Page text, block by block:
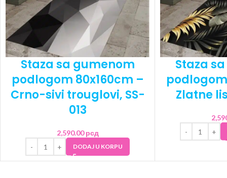
Staza sa gumenom
podlogom 80x160cm –
Crno-sivi trouglovi, SS-
013
2,590.00рсд
DODAJ U KORPU
Staza
Zlatne